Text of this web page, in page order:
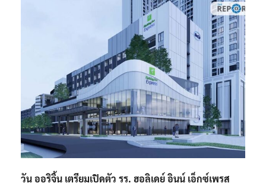
วัน ออริจิ้น เตรียมเปิดตัว รร. ฮอลิเดย์ อินน์ เอ็กซ์เพรส